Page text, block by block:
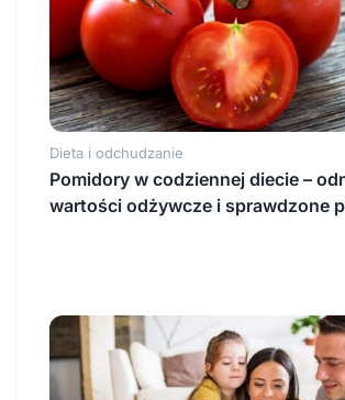
Dieta i odchudzanie
Pomidory w codziennej diecie –
wartości odżywcze i sprawdzone